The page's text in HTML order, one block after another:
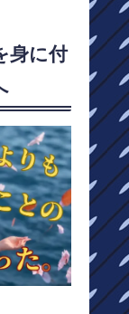
身に付